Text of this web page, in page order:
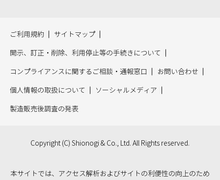
ご利用規約 サイトマップ
開示、訂正・削除、利用停止等の手続きについて
コンプライアンスに関するご相談・通報窓口 お問い合わせ
個人情報の取扱について ソーシャルメディア
製造販売後調査の発表
Copyright (C) Shionogi & Co., Ltd. All Rights reserved.
本サイトでは、アクセス解析およびサイトの利便性の向上のため